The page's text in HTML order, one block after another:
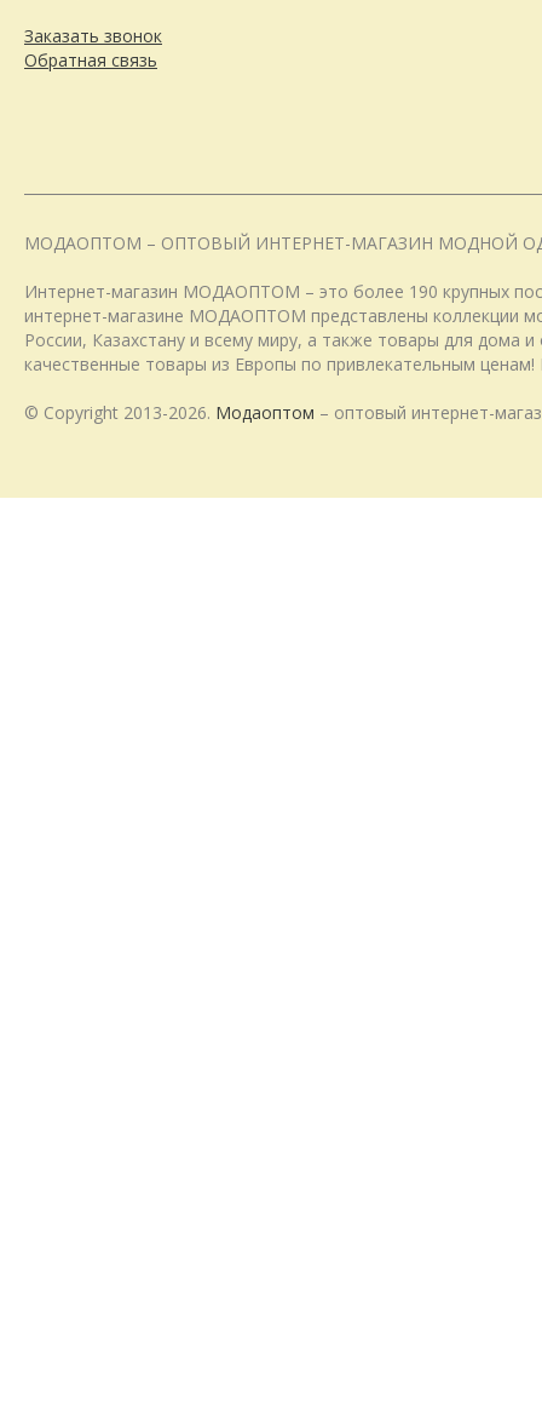
Заказать звонок
Обратная связь
МОДАОПТОМ – ОПТОВЫЙ ИНТЕРНЕТ-МАГАЗИН МОДНОЙ
Интернет-магазин МОДАОПТОМ – это более 190 крупных
интернет-магазине МОДАОПТОМ представлены коллекции
России, Казахстану и всему миру, а также товары для дома
качественные товары из Европы по привлекательным
© Copyright 2013-2026. Модаоптом – оптовый интернет-